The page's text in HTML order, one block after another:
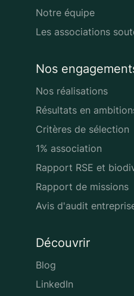
Notre équipe
Les associations
Nos
Nos réalisations
Résultats en
Critères de sélection
1% association
Rapport RSE et
Rapport de missions
Avis d'audit
Découvrir
Blog
LinkedIn